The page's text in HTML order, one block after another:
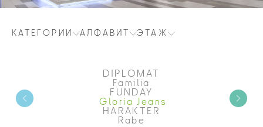
КАТЕГОРИИ АЛФАВИТ ЭТАЖ
DIPLOMAT
Familia
FUNDAY
Gloria Jeans
HARAKTER
Rabe